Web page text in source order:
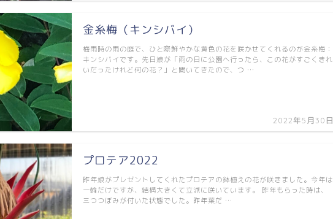
金糸梅（キンシバイ）
2022年5月30日
梅雨時の雨の庭で、ひと際鮮やかな黄色の花を咲かせてくれるのが金糸梅：
キンシバイです。先日娘が「雨の日に公園へ行ったら、この花がすごくきれ
いだったけれど何の花？」と聞いてきたので、つ …
プロテア2022
昨年娘がプレゼントしてくれたプロテアの鉢植えの花が咲きました。今年は
一輪だけですが、結構大きくて立派に咲いています。 昨年もらった時は、
三つつぼみが付いた状態でした。昨年葉だ …